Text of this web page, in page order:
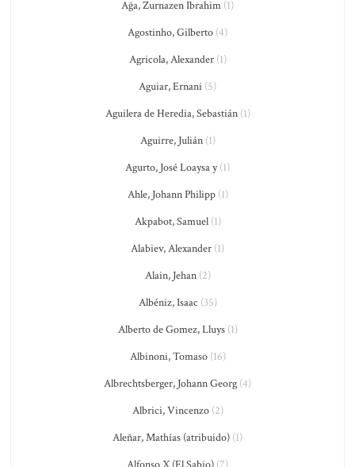
Ağa, Zurnazen Ibrahim (1)
Agostinho, Gilberto (4)
Agricola, Alexander(1)
Aguiar, Ernani (5)
Aguilera de Heredia, Sebastián(1)
Aguirre, Julián(1)
Agurto, José Loaysa y(1)
Ahle, Johann Philipp(1)
Akpabot, Samuel(1)
Alabiev, Alexander (1)
Alain, Jehan(2)
Albéniz, Isaac (35)
Alberto de Gomez, Lluys(1)
Albinoni, Tomaso(16)
Albrechtsberger, Johann Georg (4)
Albrici, Vincenzo(2)
Aleñar, Mathías (atribuido) (1)